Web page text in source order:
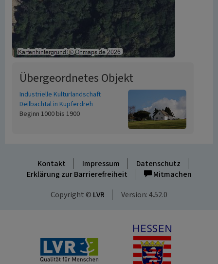
Übergeordnetes Objekt
Industrielle Kulturlandschaft
Deilbachtal in Kupferdreh
Beginn 1000 bis 1900
Kontakt Impressum
Datenschutz
Erklärung zur Barrierefreiheit
Mitmachen
Copyright © LVR Version: 4.52.0